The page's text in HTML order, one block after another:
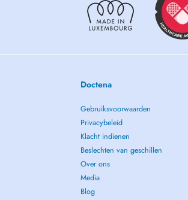
Doctena
Gebruiksvoorwaarden
Privacybeleid
Klacht indienen
Beslechten van geschillen
Over ons
Media
Blog